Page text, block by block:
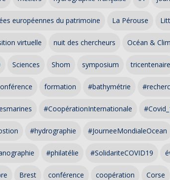
européennes du patrimoine La Pérouse
virtuelle nuit des chercheurs Océan &
Sciences Shom symposium tricentenaire
formation #bathymétrie
#CoopérationInternationale
#hydrographie #JourneeMondialeOcean
#philatélie #SolidariteCOVID19
Brest conférence coopération Corse